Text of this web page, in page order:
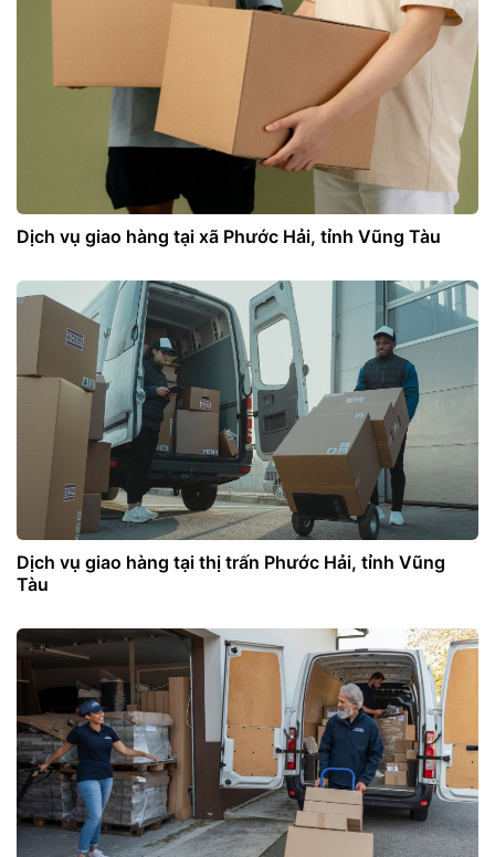
Dịch vụ giao hàng tại xã Phước Hải, tỉnh Vũng Tàu
Dịch vụ giao hàng tại thị trấn Phước Hải, tỉnh Vũng
Tàu